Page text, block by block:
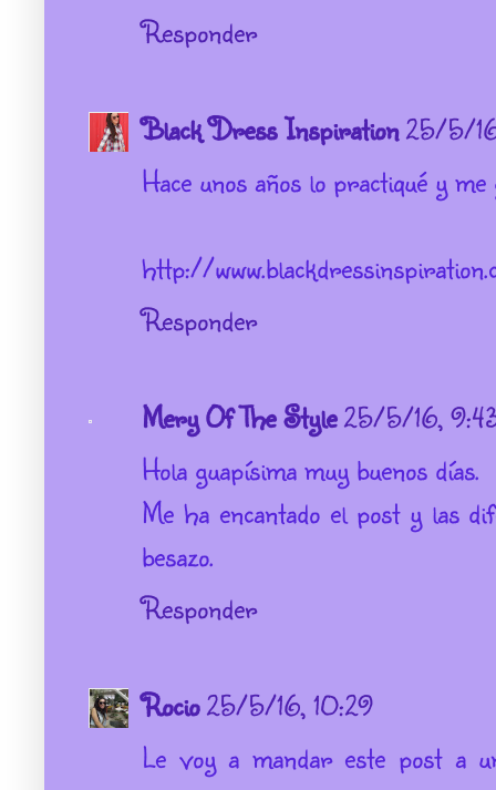
Responder
Black Dress Inspiration25/5/
Hace unos años lo practiqué y
http://
Responder
Mery Of The Style25/5/16,
Hola guapísima muy buenos días.
Me ha encantado el post y las
besazo.
Responder
Rocio25/5/16, 10:29
Le voy a mandar este post a